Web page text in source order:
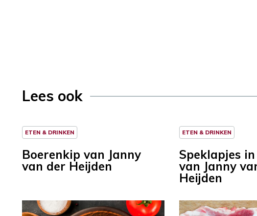
Lees ook
ETEN & DRINKEN
Boerenkip van Janny
van der Heijden
ETEN & DRINKEN
Speklapjes
van Janny
Heijden